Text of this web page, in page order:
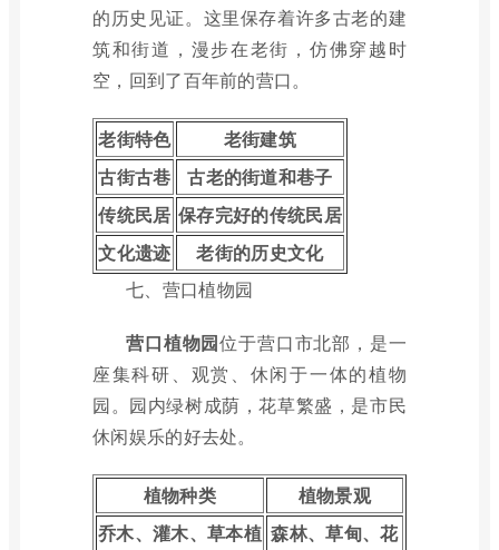
的历史见证。这里保存着许多古老的建
筑和街道，漫步在老街，仿佛穿越时
空，回到了百年前的营口。
老街特色
老街建筑
古街古巷
古老的街道和巷子
传统民居 保存完好的传统民居
文化遗迹
老街的历史文化
七、营口植物园
营口植物园位于营口市北部，是一
座集科研、观赏、休闲于一体的植物
园。园内绿树成荫，花草繁盛，是市民
休闲娱乐的好去处。
植物种类
植物景观
乔木、灌木、草本植 森林、草甸、花